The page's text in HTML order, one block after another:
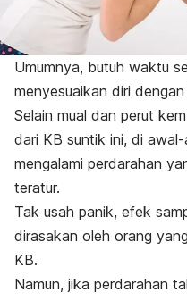
Umumnya, butuh waktu
menyesuaikan diri
Selain mual dan perut
dari KB suntik ini, di
mengalami perdarahan
teratur.
Tak usah panik, efek
dirasakan oleh orang
KB.
Namun, jika perdarahan